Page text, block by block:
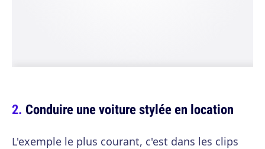
Conduire une voiture stylée en location
L'exemple le plus courant, c'est dans les clips